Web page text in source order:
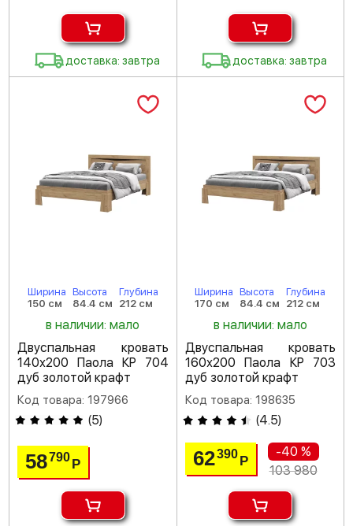
доставка: завтра доставка: завтра
Ширина
150 см
Высота
84.4 см
Глубина
212 см
в наличии: мало
Двуспальная кровать
140х200 Паола КР 704
дуб золотой крафт
Код товара: 197966
(5)
58790Р
Ширина
170 см
Высота
84.4 см
Глубина
212 см
в наличии: мало
Двуспальная кровать
160х200 Паола КР 703
дуб золотой крафт
Код товара: 198635
(4.5)
62390 Р
-40 %
103 980